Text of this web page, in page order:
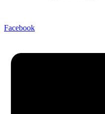
Facebook